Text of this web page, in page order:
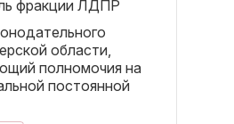
фракции ЛДПР
области,
полномочия на
постоянной